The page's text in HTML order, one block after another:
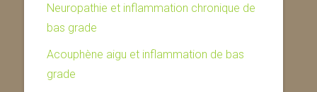
Neuropathie et inflammation chronique de
bas grade
Acouphène aigu et inflammation de bas
grade